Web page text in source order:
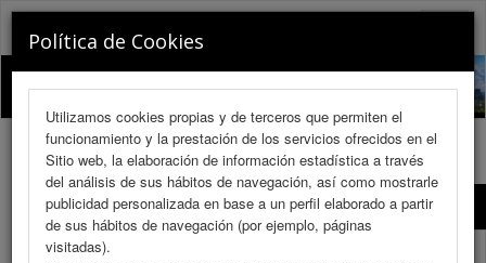
Política de Cookies
Utilizamos cookies propias y de terceros que permiten el
funcionamiento y la prestación de los servicios ofrecidos en el
Sitio web, la elaboración de información estadística a través
del análisis de sus hábitos de navegación, así como mostrarle
publicidad personalizada en base a un perfil elaborado a partir
de sus hábitos de navegación (por ejemplo, páginas
visitadas).
RINOCHILE 2026
Programa Científico
Programa Científico (PDF)